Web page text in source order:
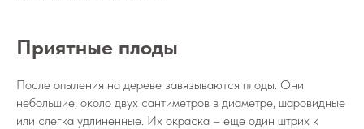
Приятные плоды
После опыления на дереве завязываются плоды. Они
небольшие, около двух сантиметров в диаметре, шаровидные
или слегка удлиненные. Их окраска – еще один штрих к